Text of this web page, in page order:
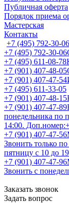
Публичная оферта
Порядок приема
Мастерская
Контакты
+7 (495) 792-30-06
+7 (495) 792-30-06
+7 (495) 611-08-78
+7 (901) 407-48-05
+7 (901) 407-47-54
+7 (495) 611-33-05
+7 (901) 407-48-15
+7 (901) 407-47-89
понедельника по
14:00.
+7 (901) 407-47-56
Звонить только
пятницу с 10 до
+7 (901) 407-47-96
Звонить с
Заказать звонок
Задать вопрос